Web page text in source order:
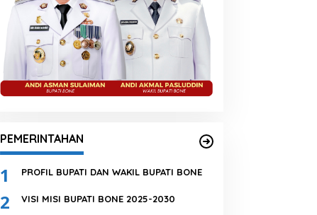
PEMERINTAHAN
1 PROFIL BUPATI DAN WAKIL BUPATI BONE
2 VISI MISI BUPATI BONE 2025-2030